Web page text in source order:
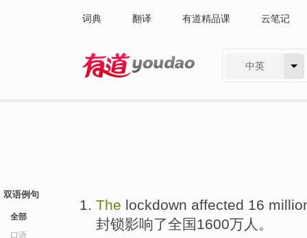
词典 翻译 有道精品课 云笔记
中英
双语例句
全部
口语
The lockdown affected 16
封锁影响了全国1600万人。